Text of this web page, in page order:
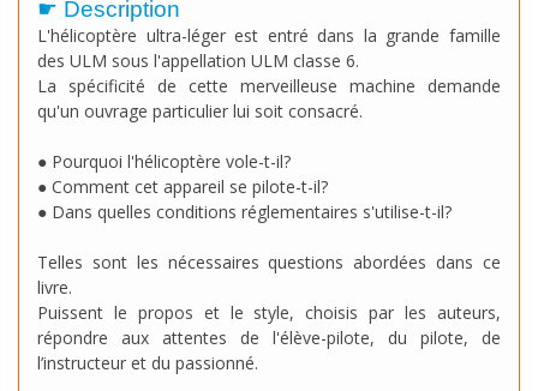
☛ Description
L'hélicoptère ultra-léger est entré dans la grande famille
des ULM sous l'appellation ULM classe 6.
La spécificité de cette merveilleuse machine demande
qu'un ouvrage particulier lui soit consacré.
● Pourquoi l'hélicoptère vole-t-il?
● Comment cet appareil se pilote-t-il?
● Dans quelles conditions réglementaires s'utilise-t-il?
Telles sont les nécessaires questions abordées dans ce
livre.
Puissent le propos et le style, choisis par les auteurs,
répondre aux attentes de l'élève-pilote, du pilote, de
l’instructeur et du passionné.